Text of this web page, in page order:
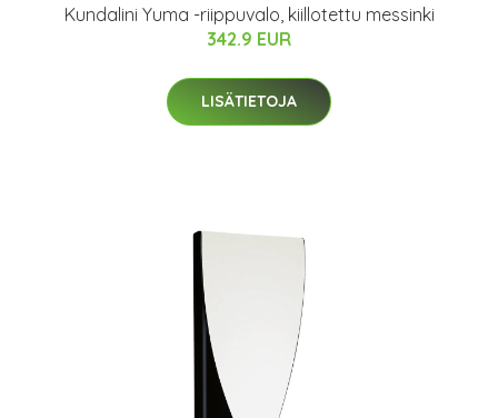
Kundalini Yuma -riippuvalo, kiillotettu messinki
342.9 EUR
LISÄTIETOJA